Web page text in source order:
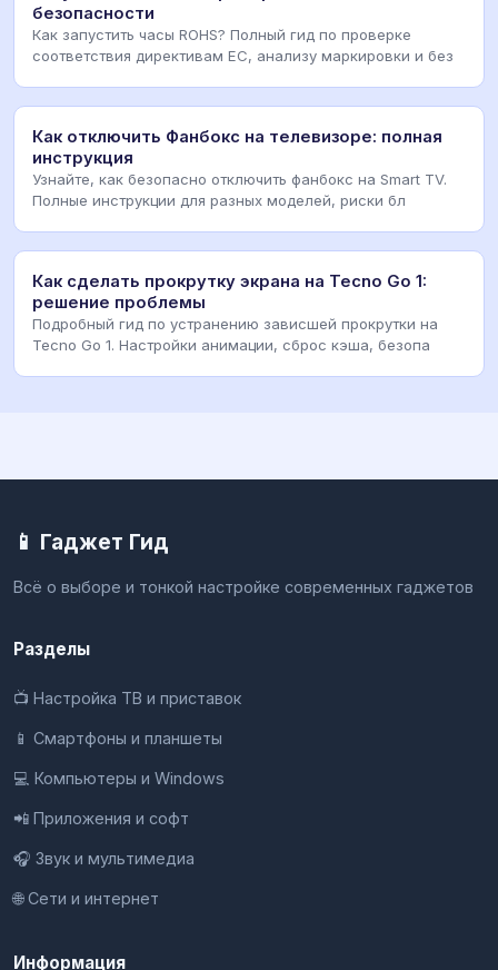
безопасности
Как запустить часы ROHS? Полный гид по проверке
соответствия директивам ЕС, анализу маркировки и без
Как отключить Фанбокс на телевизоре: полная
инструкция
Узнайте, как безопасно отключить фанбокс на Smart TV.
Полные инструкции для разных моделей, риски бл
Как сделать прокрутку экрана на Tecno Go 1:
решение проблемы
Подробный гид по устранению зависшей прокрутки на
Tecno Go 1. Настройки анимации, сброс кэша, безопа
📱 Гаджет Гид
Всё о выборе и тонкой настройке современных гаджетов
Разделы
📺 Настройка ТВ и приставок
📱 Смартфоны и планшеты
💻 Компьютеры и Windows
📲 Приложения и софт
🎧 Звук и мультимедиа
🌐 Сети и интернет
Информация